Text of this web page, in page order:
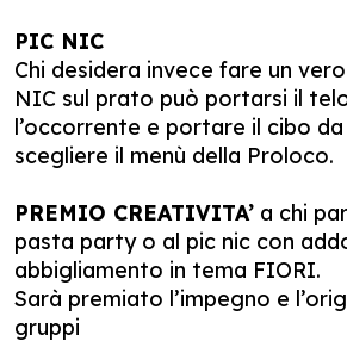
PIC NIC
Chi desidera invece fare un
NIC sul prato può portarsi il
l’occorrente e portare il cibo
scegliere il menù della Proloco.
PREMIO CREATIVITA’ a chi
pasta party o al pic nic con
abbigliamento in tema FIORI.
Sarà premiato l’impegno e
gruppi